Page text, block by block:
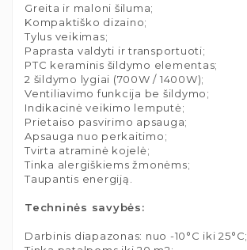
Greita ir maloni šiluma;
Kompaktiško dizaino;
Tylus veikimas;
Paprasta valdyti ir transportuoti;
PTC keraminis šildymo elementas;
2 šildymo lygiai (700W / 1400W);
Ventiliavimo funkcija be šildymo;
Indikacinė veikimo lemputė;
Prietaiso pasvirimo apsauga;
Apsauga nuo perkaitimo;
Tvirta atraminė kojelė;
Tinka alergiškiems žmonėms;
Taupantis energiją.
Techninės savybės:
Darbinis diapazonas: nuo -10°C iki 25°C;